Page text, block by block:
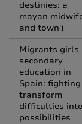
destinies: a
mayan
and town')
Migrants girls
secondary
education in
Spain:
transform
difficulties into
possibilities